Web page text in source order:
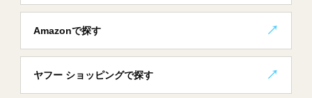
Amazonで探す
ヤフー ショッピングで探す